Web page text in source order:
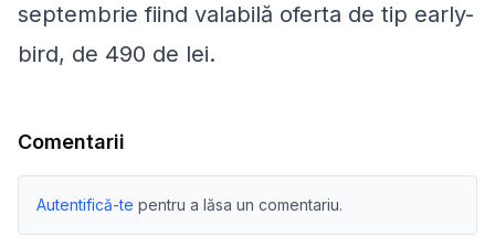
septembrie fiind valabilă oferta de tip early-
bird, de 490 de lei.
Comentarii
Autentifică-te pentru a lăsa un comentariu.